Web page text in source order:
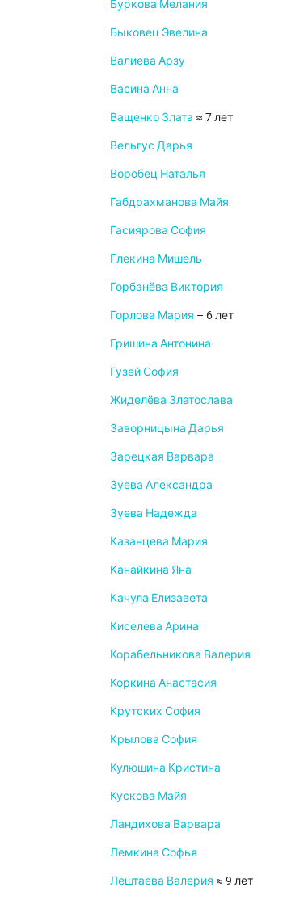
Буркова Мелания
Быковец Эвелина
Валиева Арзу
Васина Анна
Ващенко Злата ≈ 7 лет
Вельгус Дарья
Воробец Наталья
Габдрахманова Майя
Гасиярова София
Глекина Мишель
Горбанёва Виктория
Горлова Мария – 6 лет
Гришина Антонина
Гузей София
Жиделёва Златослава
Заворницына Дарья
Зарецкая Варвара
Зуева Александра
Зуева Надежда
Казанцева Мария
Канайкина Яна
Качула Елизавета
Киселева Арина
Корабельникова Валерия
Коркина Анастасия
Крутских София
Крылова София
Кулюшина Кристина
Кускова Майя
Ландихова Варвара
Лемкина Софья
Лештаева Валерия ≈ 9 лет